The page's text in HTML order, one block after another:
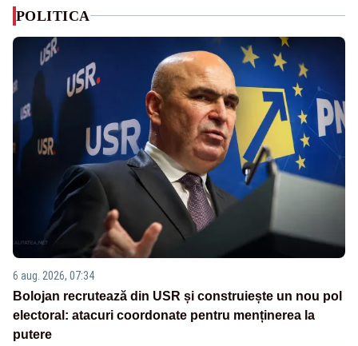
POLITICA
6 aug. 2026, 07:34
Bolojan recrutează din USR și construiește un nou pol
electoral: atacuri coordonate pentru menținerea la
putere